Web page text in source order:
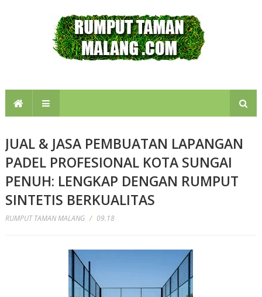
JUAL & JASA PEMBUATAN LAPANGAN
PADEL PROFESIONAL KOTA SUNGAI
PENUH: LENGKAP DENGAN RUMPUT
SINTETIS BERKUALITAS
RUMPUT TAMAN MALANG / 09.18